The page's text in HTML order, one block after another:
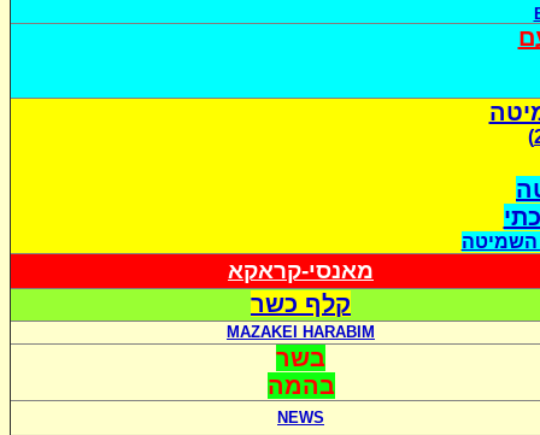
השמיטה
מאנסי-קראקא
קלף כשר
MAZAKEI HARABIM
בשר
בהמה
NEWS